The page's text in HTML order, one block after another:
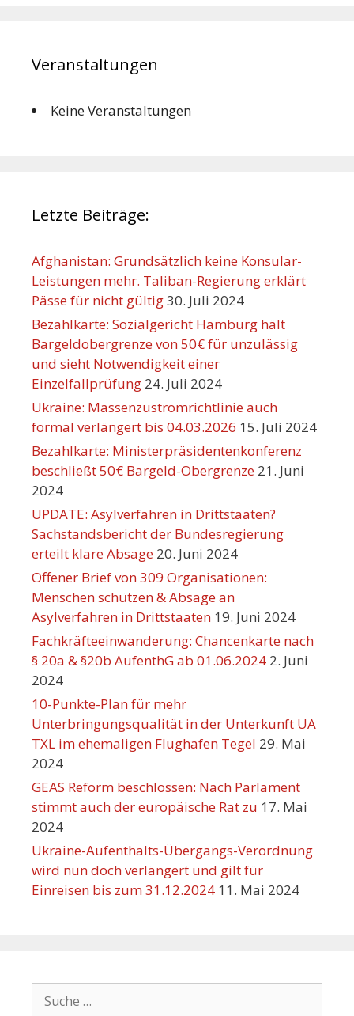
Veranstaltungen
Keine Veranstaltungen
Letzte Beiträge:
Afghanistan: Grundsätzlich keine Konsular-
Leistungen mehr. Taliban-Regierung erklärt
Pässe für nicht gültig30. Juli 2024
Bezahlkarte: Sozialgericht Hamburg hält
Bargeldobergrenze von 50€ für unzulässig
und sieht Notwendigkeit einer
Einzelfallprüfung 24. Juli 2024
Ukraine: Massenzustromrichtlinie auch
formal verlängert bis 04.03.2026 15. Juli 2024
Bezahlkarte: Ministerpräsidentenkonferenz
beschließt 50€ Bargeld-Obergrenze 21. Juni
2024
UPDATE: Asylverfahren in Drittstaaten?
Sachstandsbericht der Bundesregierung
erteilt klare Absage 20. Juni 2024
Offener Brief von 309 Organisationen:
Menschen schützen & Absage an
Asylverfahren in Drittstaaten 19. Juni 2024
Fachkräfteeinwanderung: Chancenkarte nach
§ 20a & §20b AufenthG ab 01.06.2024 2. Juni
2024
10-Punkte-Plan für mehr
Unterbringungsqualität in der Unterkunft UA
TXL im ehemaligen Flughafen Tegel 29. Mai
2024
GEAS Reform beschlossen: Nach Parlament
stimmt auch der europäische Rat zu 17. Mai
2024
Ukraine-Aufenthalts-Übergangs-Verordnung
wird nun doch verlängert und gilt für
Einreisen bis zum 31.12.2024 11. Mai 2024